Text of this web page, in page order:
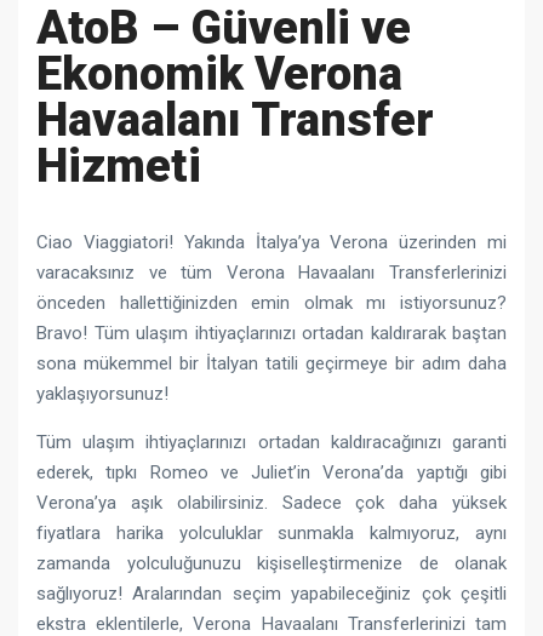
AtoB – Güvenli ve
Ekonomik Verona
Havaalanı Transfer
Hizmeti
Ciao Viaggiatori! Yakında İtalya’ya Verona üzerinden mi
varacaksınız ve tüm Verona Havaalanı Transferlerinizi
önceden hallettiğinizden emin olmak mı istiyorsunuz?
Bravo! Tüm ulaşım ihtiyaçlarınızı ortadan kaldırarak baştan
sona mükemmel bir İtalyan tatili geçirmeye bir adım daha
yaklaşıyorsunuz!
Tüm ulaşım ihtiyaçlarınızı ortadan kaldıracağınızı garanti
ederek, tıpkı Romeo ve Juliet’in Verona’da yaptığı gibi
Verona’ya aşık olabilirsiniz. Sadece çok daha yüksek
fiyatlara harika yolculuklar sunmakla kalmıyoruz, aynı
zamanda yolculuğunuzu kişiselleştirmenize de olanak
sağlıyoruz! Aralarından seçim yapabileceğiniz çok çeşitli
ekstra eklentilerle, Verona Havaalanı Transferlerinizi tam